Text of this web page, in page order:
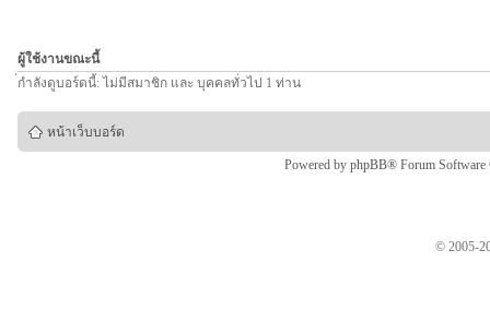
ผู้ใช้งานขณะนี้
่กำลังดูบอร์ดนี้: ไม่มีสมาชิก และ บุคคลทั่วไป 1 ท่าน
หน้าเว็บบอร์ด
Powered by phpBB® Forum
© 2005-